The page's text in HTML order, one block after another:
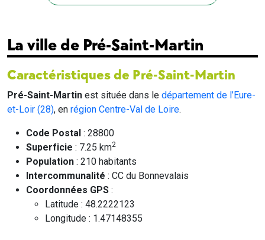
La ville de Pré-Saint-Martin
Caractéristiques de Pré-Saint-Martin
Pré-Saint-Martin est située dans le département de l’Eure-
et-Loir (28), en région Centre-Val de Loire.
Code Postal : 28800
Superficie : 7.25 km2
Population : 210 habitants
Intercommunalité : CC du Bonnevalais
Coordonnées GPS :
Latitude : 48.2222123
Longitude : 1.47148355